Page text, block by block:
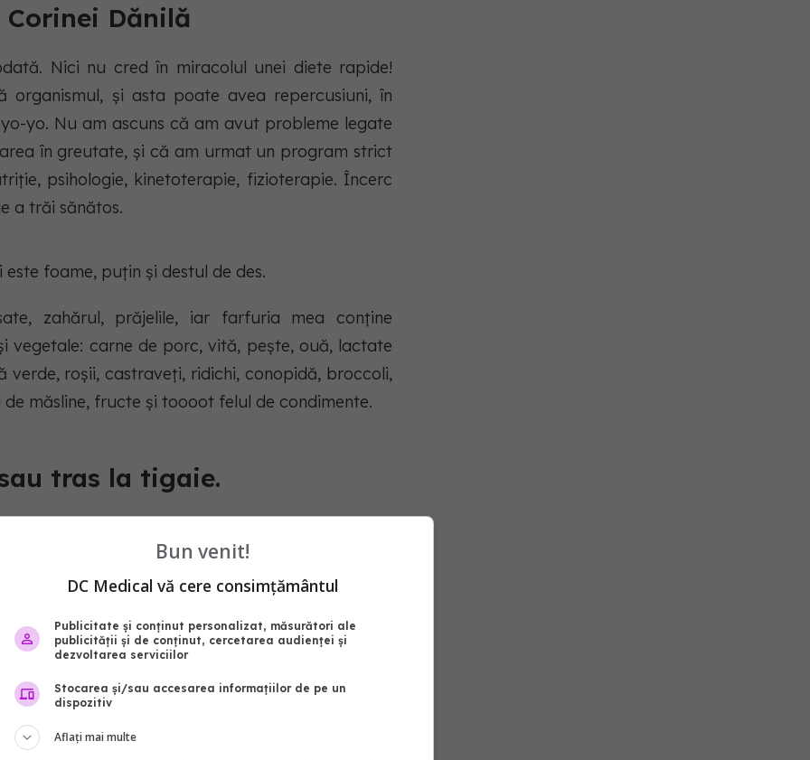
Dănilă
Nici nu cred în miracolul unei diete rapide!
şi asta poate avea repercusiuni, în
yo. Nu am ascuns că am avut probleme legate
în greutate, şi că am urmat un program strict
psihologie, kinetoterapie, fizioterapie. Încerc
a trăi sănătos.
foame, puţin şi destul de des.
zahărul, prăjelile, iar farfuria mea conţine
vegetale: carne de porc, vită, peşte, ouă, lactate
verde, roşii, castraveţi, ridichi, conopidă, broccoli,
măsline, fructe şi toooot felul de condimente.
tras la tigaie.
din ele.
cel mai des bandă, însă nu am voie să alerg, ci
Şi fac seturile de exerciţii specifice pentru
ceva vreme.", a declarat Corina Dănilă,
Bun venit!
DC Medical vă cere consimțământul
Publicitate și conținut personalizat, măsurători ale
publicității și de conținut, cercetarea audienței și
dezvoltarea serviciilor
Stocarea și/sau accesarea informațiilor de pe un
dispozitiv
Aflați mai multe